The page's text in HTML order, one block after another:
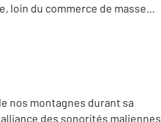
loin du commerce de masse...
nos montagnes durant sa
des sonorités maliennes